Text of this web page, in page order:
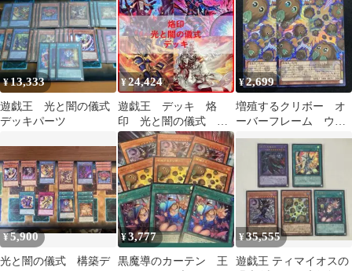
¥13,333
遊戯王 光と闇の儀式
デッキパーツ
¥24,424
遊戯王 デッキ 烙
印 光と闇の儀式 白
き竜の落胤 [05212]
¥2,699
増殖するクリボー オ
ーバーフレーム ウル
トラ
¥5,900
光と闇の儀式 構築デ
¥3,777
黒魔導のカーテン 王
¥35,555
遊戯王 ティマイオスの